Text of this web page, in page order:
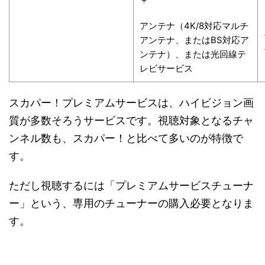
アンテナ（4K/8対応マルチ
アンテナ、またはBS対応ア
ンテナ）、または光回線テ
レビサービス
スカパー！プレミアムサービスは、ハイビジョン画
質が多数そろうサービスです。視聴対象となるチャ
ンネル数も、スカパー！と比べて多いのが特徴で
す。
ただし視聴するには「プレミアムサービスチューナ
ー」という、専用のチューナーの購入必要となりま
す。